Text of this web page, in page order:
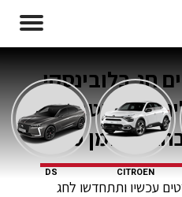
CITROEN
DS
חג בלובינסקי
מהטבות של
לזמן מוגבל
עכשיו ותתחדשו לחג